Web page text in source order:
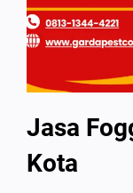
Jasa
Kota